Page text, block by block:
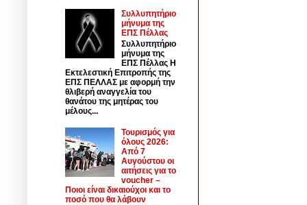
Συλλυπητήριο
μήνυμα της
ΕΠΣ Πέλλας
Συλλυπητήριο
μήνυμα της
ΕΠΣ Πέλλας Η
Εκτελεστική Επιτροπής της
ΕΠΣ ΠΕΛΛΑΣ με αφορμή την
θλιβερή αναγγελία του
θανάτου της μητέρας του
μέλους...
Τουρισμός για
όλους 2026:
Από 7
Αυγούστου οι
αιτήσεις για το
voucher –
Ποιοι είναι δικαιούχοι και το
ποσό που θα λάβουν